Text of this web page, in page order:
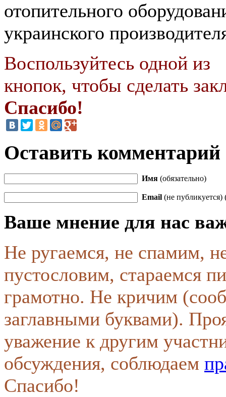
отопительного
украинского
Воспользуйтесь одной из
кнопок, чтобы сделать
Спасибо!
Оставить комментарий
Имя (обязательно)
Email (не публикуется)
Ваше мнение для нас
Не ругаемся, не спамим,
пустословим, стараемся
грамотно. Не кричим
заглавными буквами).
уважение к другим
обсуждения, соблюдаем
Спасибо!